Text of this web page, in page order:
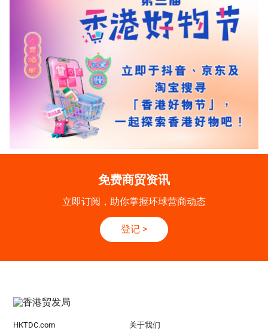
免费商贸资讯
立即订阅，助你掌握环球营商动态
登记 >
HKTDC.com 关于我们